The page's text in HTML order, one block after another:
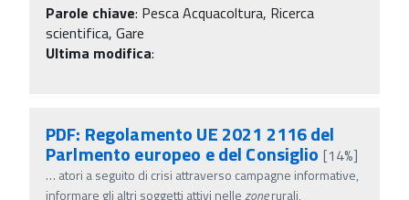
Parole chiave: Pesca Acquacoltura, Ricerca
scientifica, Gare
Ultima modifica:
PDF: Regolamento UE 2021 2116 del
Parlmento europeo e del Consiglio [14%]
… atori a seguito di crisi attraverso campagne informative,
informare gli altri soggetti attivi nellezonerurali,